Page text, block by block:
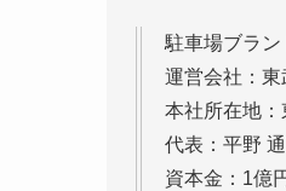
駐車場ブラ
運営会社：
本社所在地
代表：平野
資本金：1億